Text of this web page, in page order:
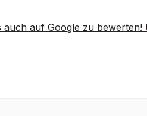
auch auf Google zu